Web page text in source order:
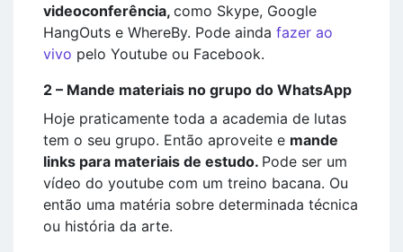
videoconferência, como Skype, Google
HangOuts e WhereBy. Pode ainda fazer ao
vivo pelo Youtube ou Facebook.
2 – Mande materiais no grupo do WhatsApp
Hoje praticamente toda a academia de lutas
tem o seu grupo. Então aproveite e mande
links para materiais de estudo. Pode ser um
vídeo do youtube com um treino bacana. Ou
então uma matéria sobre determinada técnica
ou história da arte.